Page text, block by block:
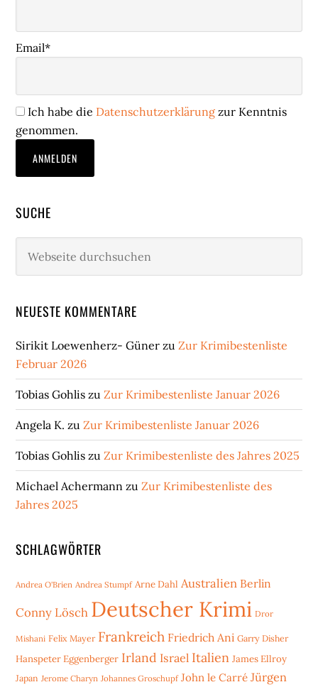
Email*
Ich habe die Datenschutzerklärung zur Kenntnis
genommen.
SUCHE
durchsuchen
NEUESTE KOMMENTARE
Sirikit Loewenherz- Güner zuZur Krimibestenliste
Februar 2026
Tobias Gohlis zuZur Krimibestenliste Januar 2026
Angela K. zuZur Krimibestenliste Januar 2026
Tobias Gohlis zuZur Krimibestenliste des Jahres 2025
Michael Achermann zuZur Krimibestenliste des
Jahres 2025
SCHLAGWÖRTER
Andrea O'Brien Andrea Stumpf Arne Dahl Australien Berlin
Conny Lösch Deutscher Krimi Dror
Mishani Felix Mayer Frankreich Friedrich Ani Garry Disher
Hanspeter Eggenberger Irland Israel Italien James Ellroy
Japan Jerome Charyn Johannes Groschupf John le Carré Jürgen